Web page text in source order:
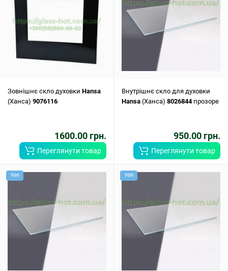
Зовнішнє скло духовки Hansa
(Ханса) 9076116
1600.00 грн.
Переглянути товар
Внутрішнє скло для духовки
Hansa (Ханса) 8026844прозоре
950.00 грн.
Переглянути товар
ТОП ТОП